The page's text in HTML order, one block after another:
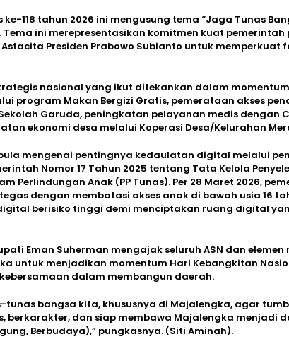
118 tahun 2026 ini mengusung tema “Jaga Tunas
Tema ini merepresentasikan komitmen kuat pemerintah
Presiden Prabowo Subianto untuk memperkuat
nasional yang ikut ditekankan dalam
program Makan Bergizi Gratis, pemerataan akses
Garuda, peningkatan pelayanan medis dengan
ekonomi desa melalui Koperasi Desa/Kelurahan
mengenai pentingnya kedaulatan digital melalui
Nomor 17 Tahun 2025 tentang Tata Kelola
Perlindungan Anak (PP Tunas). Per 28 Maret 2026,
dengan membatasi akses anak di bawah usia 16
berisiko tinggi demi menciptakan ruang digital
Eman Suherman mengajak seluruh ASN dan
untuk menjadikan momentum Hari Kebangkitan
dalam membangun daerah.
bangsa kita, khususnya di Majalengka, agar
berkarakter, dan siap membawa Majalengka menjadi
Berbudaya),” pungkasnya. (Siti Aminah).